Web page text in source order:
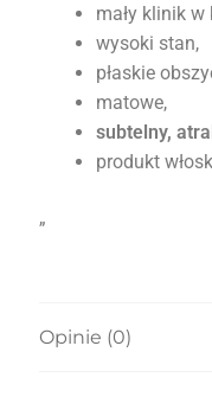
mały klinik w
wysoki stan,
płaskie
matowe,
subtelny,
produkt
„
Opinie (0)